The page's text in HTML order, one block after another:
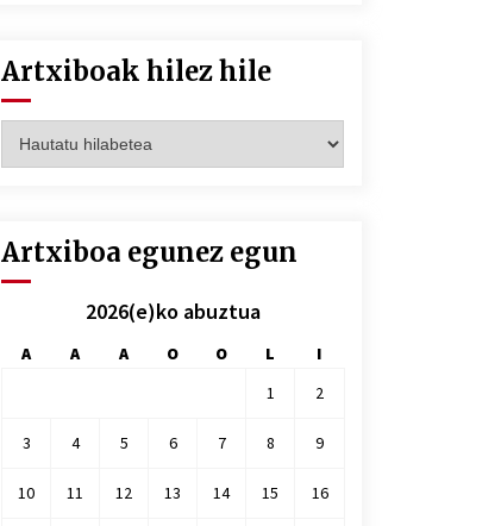
Artxiboak hilez hile
hilez
Artxiboa egunez egun
2026(e)ko abuztua
A A A O O L
I
1
2
3 4 5 6 7 8 9
10 11 12 13 14 15 16